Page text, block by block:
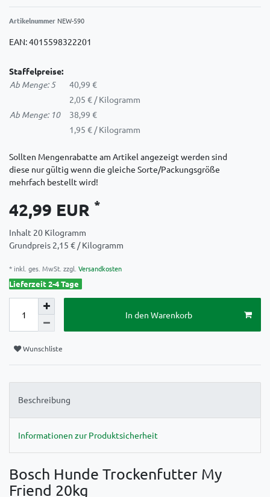
Artikelnummer NEW-590
EAN:4015598322201
Staffelpreise:
Ab Menge: 5
40,99 €
2,05 € / Kilogramm
Ab Menge: 10
38,99 €
1,95 € / Kilogramm
Sollten Mengenrabatte am Artikel angezeigt werden sind
diese nur gültig wenn die gleiche Sorte/Packungsgröße
mehrfach bestellt wird!
42,99 EUR *
Inhalt 20 Kilogramm
Grundpreis 2,15 € / Kilogramm
* inkl. ges. MwSt. zzgl. Versandkosten
Lieferzeit 2-4 Tage
In den Warenkorb
Wunschliste
Beschreibung
Informationen zur Produktsicherheit
Bosch Hunde Trockenfutter My
Friend 20kg